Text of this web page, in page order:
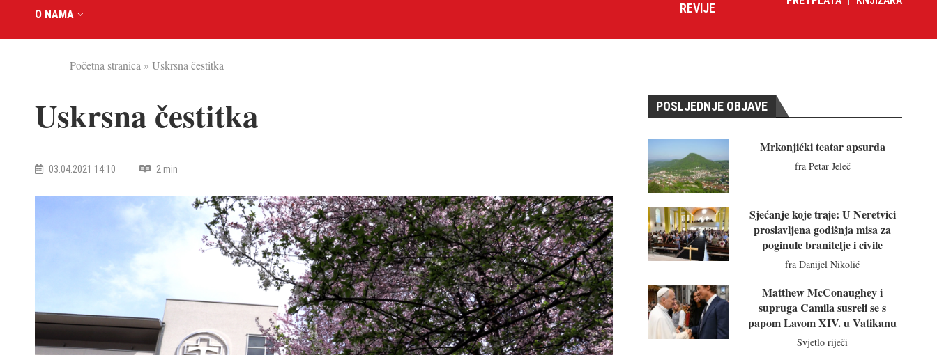
O NAMA
REVIJE
Početna stranica » Uskrsna čestitka
Uskrsna čestitka
03.04.2021 14:10 2 min
POSLJEDNJE OBJAVE
Mrkonjićki teatar apsurda
fra Petar Jeleč
Sjećanje koje traje: U Neretvici
proslavljena godišnja misa za
poginule branitelje i civile
fra Danijel Nikolić
Matthew McConaughey i
supruga Camila susreli se s
papom Lavom XIV. u Vatikanu
Svjetlo riječi